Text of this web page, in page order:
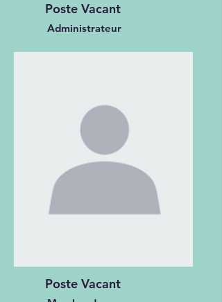
Poste Vacant
Administrateur
Poste Vacant